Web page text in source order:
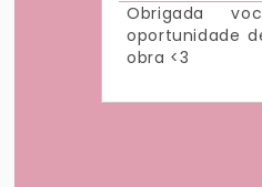
Obrigada
oportunidade
obra <3